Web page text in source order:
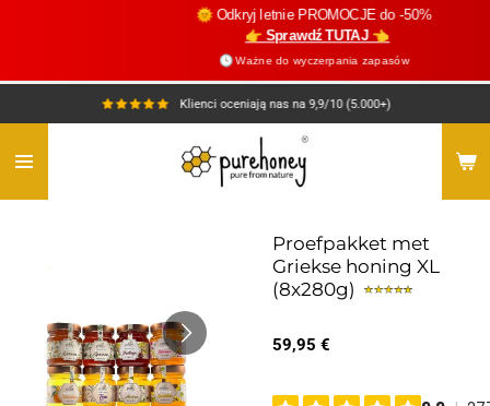
🌞 Odkryj letnie PROMOCJE do -50%
👉 Sprawdź TUTAJ 👈
🕓 Ważne do wyczerpania zapasów
Klienci oceniają nas na 9,9/10 (5.000+)
Proefpakket met
Griekse honing XL
(8x280g)
59,95 €